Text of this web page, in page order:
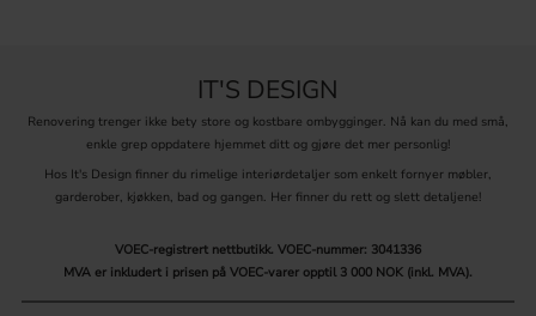
I dag finnes det et hav av kjøkkenleverandører med like mange typer
skuffeinnredning til kjøkkenet som passer. Vi har utviklet
spesialtilpasset kjøkkeninnredning som bestikkskuffer og
krydderhyller som tilpasses ned til millimeternivå for ditt kjøkken.
Målene på din bestikkskuff avhenger av hvor stor kjøkkenstammen
hvordan skinnene er montert. Men det er ganske komplisert, og
derfor har vi gjort det så enkelt at du bare måler innsiden av skuffen
IT'S DESIGN
Renovering trenger ikke bety store og kostbare ombygginger. Nå kan du med små,
enkle grep oppdatere hjemmet ditt og gjøre det mer personlig!
Hos It's Design finner du rimelige interiørdetaljer som enkelt fornyer møbler,
garderober, kjøkken, bad og gangen. Her finner du rett og slett detaljene!
VOEC-registrert nettbutikk. VOEC-nummer: 3041336
MVA er inkludert i prisen på VOEC-varer opptil 3 000 NOK (inkl. MVA).